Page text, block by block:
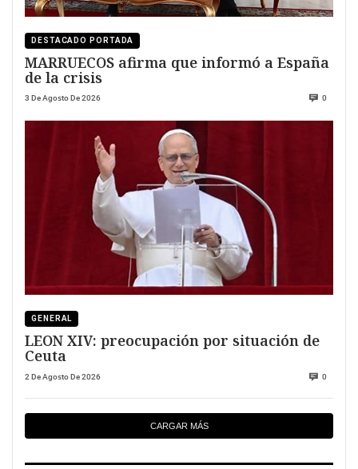
DESTACADO PORTADA
MARRUECOS afirma que informó a España
de la crisis
3 De Agosto De 2026 0
GENERAL
LEON XIV: preocupación por situación de
Ceuta
2 De Agosto De 2026 0
CARGAR MÁS